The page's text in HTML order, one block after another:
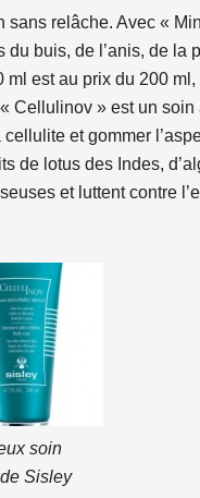
relâche. Avec «
buis, de l’anis, de la
ml est au prix du 200
Cellulinov » est un
et gommer
de lotus des Indes,
et luttent contre
soin
Sisley